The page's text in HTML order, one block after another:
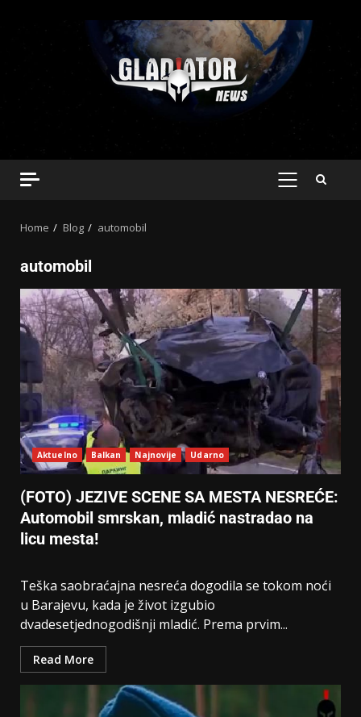
Home Blog automobil
automobil
Aktuelno Balkan Najnovije Udarno
(FOTO) JEZIVE SCENE SA MESTA NESREĆE:
Automobil smrskan, mladić nastradao na
licu mesta!
Teška saobraćajna nesreća dogodila se tokom noći
u Barajevu, kada je život izgubio
dvadesetjednogodišnji mladić. Prema prvim...
Read More